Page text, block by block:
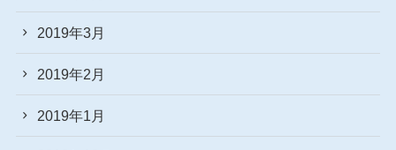
2019年3月
2019年2月
2019年1月